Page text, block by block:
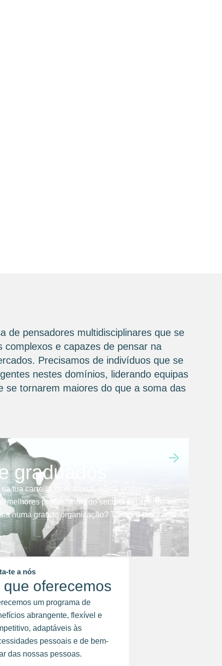
de pensadores multidisciplinares que se
e capazes de pensar na
Precisamos de indivíduos que se
nestes domínios, liderando equipas
se tornarem maiores do que a soma das
graduados
tua carreira profissional, numa empresa
melhores profissionais do sector? Ou apenas um
numa grande organização? Temos o programa
te a nós
que oferecemos
um programa de
abrangente, flexível e
adaptáveis às
pessoais e de bem-
das nossas pessoas.